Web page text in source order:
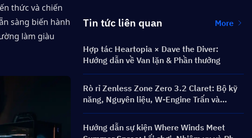
thức và chiến
sàng biến hành
làm giàu
Tin tức liên quan More
Hợp tác Heartopia × Dave the Diver:
Hướng dẫn về Van lặn & Phần thưởng
Rò rỉ Zenless Zone Zero 3.2 Claret: Bộ kỹ
năng, Nguyên liệu, W-Engine Trấn và
Mindscape Cinema
Hướng dẫn sự kiện Where Winds Meet